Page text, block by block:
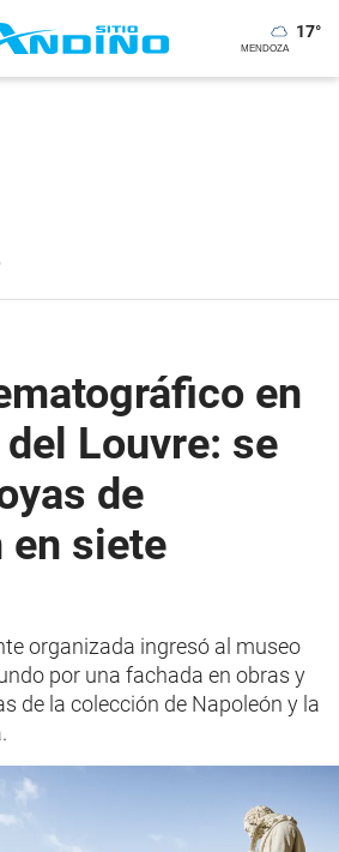
17°
en
Louvre: se
de
en siete
organizada ingresó al museo
por una fachada en obras y
de la colección de Napoleón y la